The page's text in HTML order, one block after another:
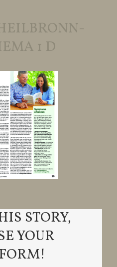
1 D
STORY,
YOUR